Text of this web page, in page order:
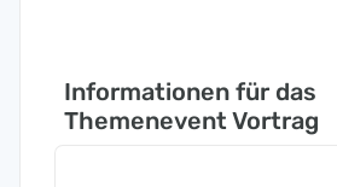
Informationen für das
Themenevent Vortrag